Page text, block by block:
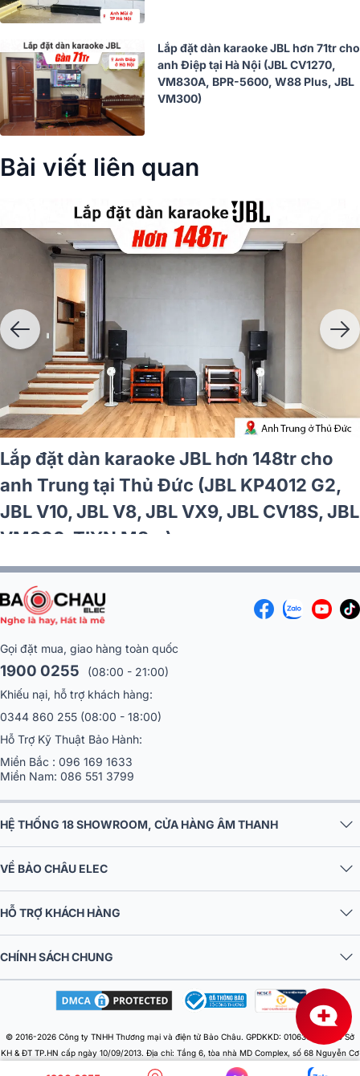
Lắp đặt dàn karaoke JBL hơn 71tr cho
anh Điệp tại Hà Nội (JBL CV1270,
VM830A, BPR-5600, W88 Plus, JBL
VM300)
Bài viết liên quan
Lắp đặt dàn karaoke JBL hơn 47tr cho
anh Tài tại TP HCM (JBL MTS10, Denon
DP-N1600, JBL Pasion 12SP)
Gọi đặt mua, giao hàng toàn quốc
1900 0255
(08:00 - 21:00)
Khiếu nại, hỗ trợ khách hàng:
0344 860 255 (08:00 - 18:00)
Hỗ Trợ Kỹ Thuật Bảo Hành:
Miền Bắc :
096 169 1633
Miền Nam:086 551 3799
HỆ THỐNG 18 SHOWROOM, CỬA HÀNG ÂM THANH
VỀ BẢO CHÂU ELEC
HỖ TRỢ KHÁCH HÀNG
CHÍNH SÁCH CHUNG
© 2016-2026 Công ty TNHH Thương mại và điện tử Bảo Châu. GPDKKD: 0106303879 do Sở
KH & ĐT TP.HN cấp ngày 10/09/2013. Địa chỉ: Tầng 6, tòa nhà MD Complex, số 68 Nguyễn Cơ
Thạch, Phường Từ Liêm, Thành phố Hà Nội, Việt Nam. Điện thoại: 024 730 10 255. Email: